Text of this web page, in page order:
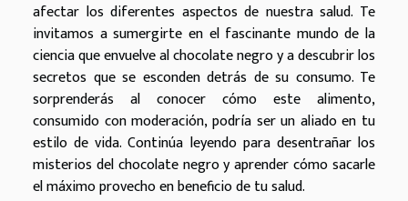
afectar los diferentes aspectos de nuestra salud. Te
invitamos a sumergirte en el fascinante mundo de la
ciencia que envuelve al chocolate negro y a descubrir los
secretos que se esconden detrás de su consumo. Te
sorprenderás al conocer cómo este alimento,
consumido con moderación, podría ser un aliado en tu
estilo de vida. Continúa leyendo para desentrañar los
misterios del chocolate negro y aprender cómo sacarle
el máximo provecho en beneficio de tu salud.